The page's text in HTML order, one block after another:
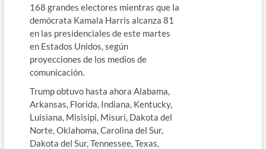
168 grandes electores mientras que la
demócrata Kamala Harris alcanza 81
en las presidenciales de este martes
en Estados Unidos, según
proyecciones de los medios de
comunicación.
Trump obtuvo hasta ahora Alabama,
Arkansas, Florida, Indiana, Kentucky,
Luisiana, Misisipi, Misuri, Dakota del
Norte, Oklahoma, Carolina del Sur,
Dakota del Sur, Tennessee, Texas,